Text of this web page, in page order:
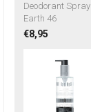
Deodorant Spray
Earth 46
€8,95